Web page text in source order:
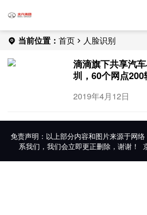
当前位置： 首页 人脸识别
滴滴旗下共享汽
圳，60个网点
2019年4月12日
免责声明：以上部分内容和图片来源于网
系我们，我们会立即更正删除，谢谢！